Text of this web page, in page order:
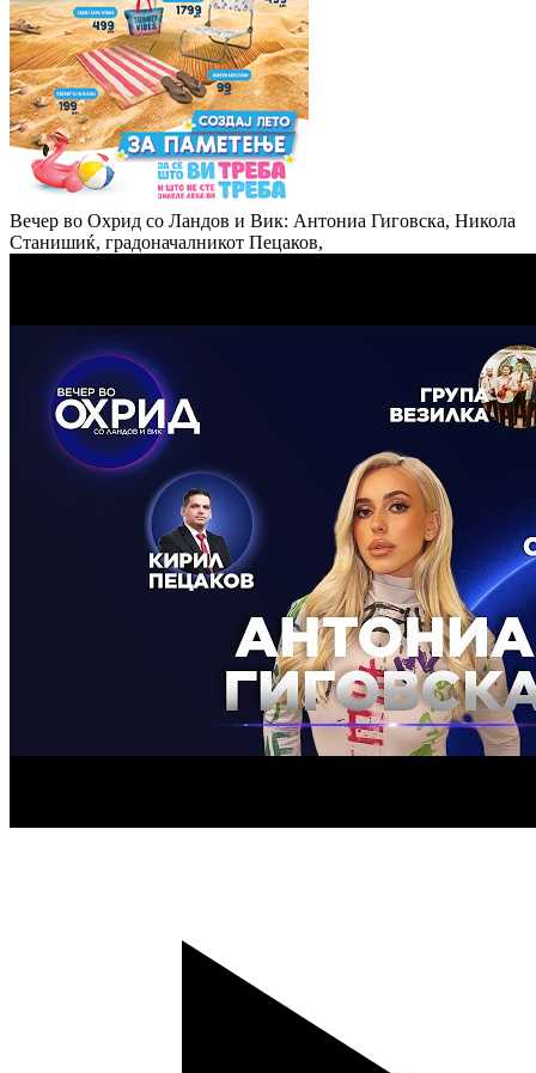
Вечер во Охрид со Ландов и Вик: Антониа Гиговска, Никола
Станишиќ, градоначалникот Пецаков,